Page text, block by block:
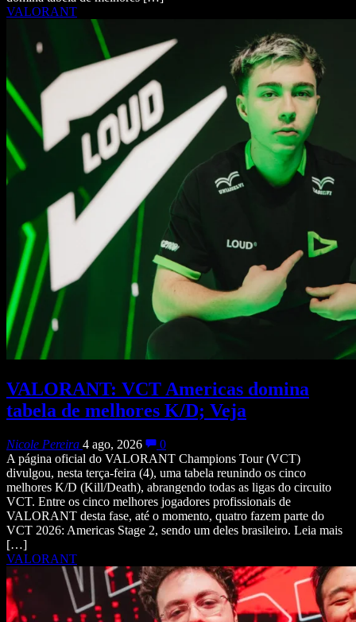
VALORANT
VALORANT: VCT Americas domina
tabela de melhores K/D; Veja
Nicole Pereira 4 ago, 2026
0
A página oficial do VALORANT Champions Tour (VCT)
divulgou, nesta terça-feira (4), uma tabela reunindo os cinco
melhores K/D (Kill/Death), abrangendo todas as ligas do circuito
VCT. Entre os cinco melhores jogadores profissionais de
VALORANT desta fase, até o momento, quatro fazem parte do
VCT 2026: Americas Stage 2, sendo um deles brasileiro. Leia mais
[…]
VALORANT